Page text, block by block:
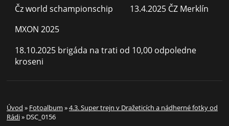
Čz world schampionschip
13.4.2025 ČZ Merklín
MXON 2025
18.10.2025 brigáda na trati od 10,00 odpoledne
kroseni
Úvod » Fotoalbum »4.3. Super trejn v Dražeticích a nádherné fotky od
Rádi» DSC_0156